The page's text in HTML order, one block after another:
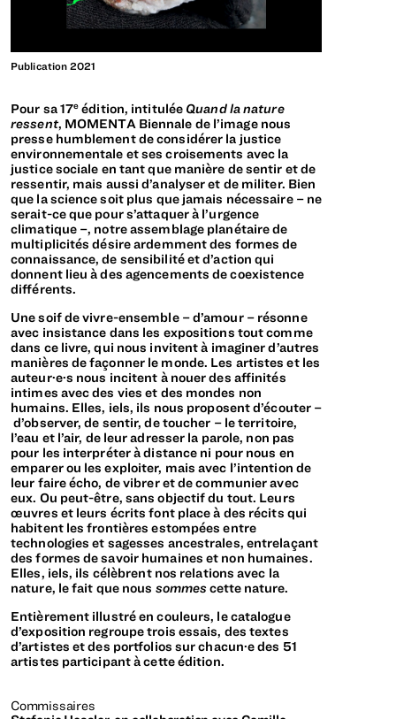
Publication 2021
Pour sa 17e édition, intitulée Quand la nature
ressent, MOMENTA Biennale de l’image nous
presse humblement de considérer la justice
environnementale et ses croisements avec la
justice sociale en tant que manière de sentir et de
ressentir, mais aussi d’analyser et de militer. Bien
que la science soit plus que jamais nécessaire – ne
serait-ce que pour s’attaquer à l’urgence
climatique –, notre assemblage planétaire de
multiplicités désire ardemment des formes de
connaissance, de sensibilité et d’action qui
donnent lieu à des agencements de coexistence
différents.
Une soif de vivre-ensemble – d’amour – résonne
avec insistance dans les expositions tout comme
dans ce livre, qui nous invitent à imaginer d’autres
manières de façonner le monde. Les artistes et les
auteur·e·s nous incitent à nouer des affinités
intimes avec des vies et des mondes non
humains. Elles, iels, ils nous proposent d’écouter –
d’observer, de sentir, de toucher – le territoire,
l’eau et l’air, de leur adresser la parole, non pas
pour les interpréter à distance ni pour nous en
emparer ou les exploiter, mais avec l’intention de
leur faire écho, de vibrer et de communier avec
eux. Ou peut-être, sans objectif du tout. Leurs
œuvres et leurs écrits font place à des récits qui
habitent les frontières estompées entre
technologies et sagesses ancestrales, entrelaçant
des formes de savoir humaines et non humaines.
Elles, iels, ils célèbrent nos relations avec la
nature, le fait que nous sommescette nature.
Entièrement illustré en couleurs, le catalogue
d’exposition regroupe trois essais, des textes
d’artistes et des portfolios sur chacun·e des 51
artistes participant à cette édition.
Commissaires